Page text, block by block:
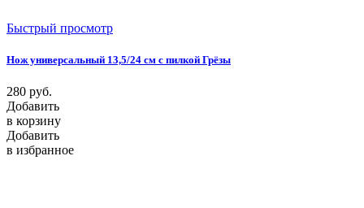
Быстрый просмотр
Нож универсальный 13,5/24 см с пилкой Грёзы
280 руб.
Добавить
в корзину
Добавить
в избранное